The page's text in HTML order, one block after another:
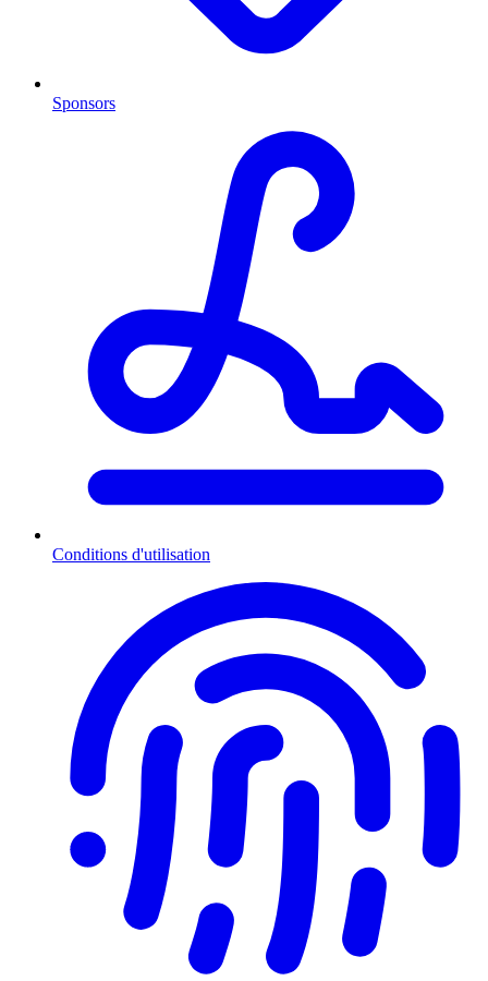
Sponsors
Conditions d'utilisation